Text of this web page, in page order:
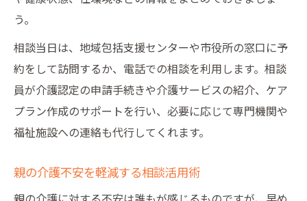
う。
相談当日は、地域包括支援センターや市役所の窓口に予
約をして訪問するか、電話での相談を利用します。相談
員が介護認定の申請手続きや介護サービスの紹介、ケア
プラン作成のサポートを行い、必要に応じて専門機関や
福祉施設への連絡も代行してくれます。
親の介護不安を軽減する相談活用術